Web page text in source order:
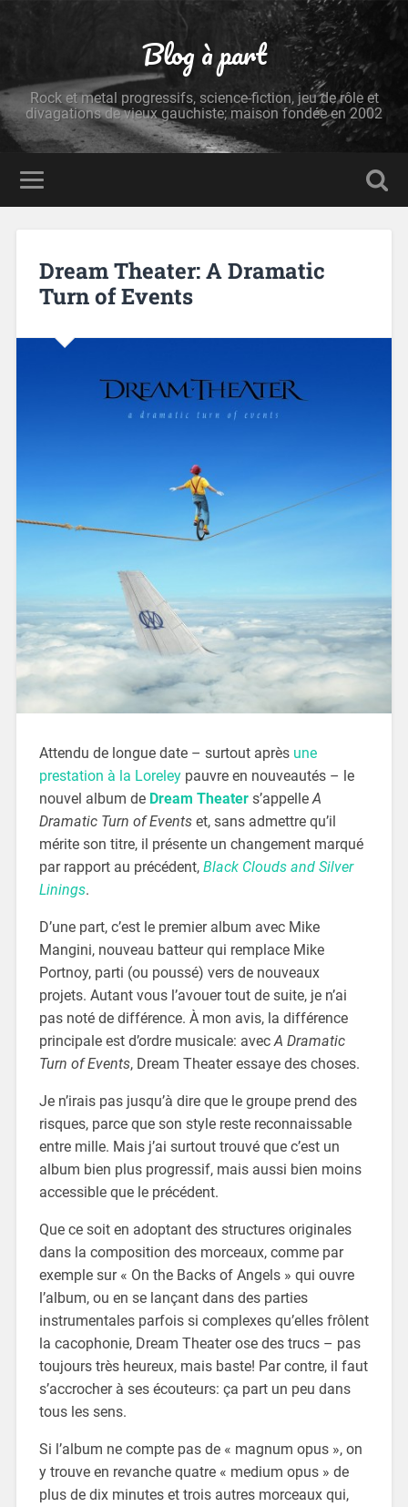
Blog à part
Rock et metal progressifs, science-fiction, jeu de rôle et
divagations de vieux gauchiste; maison fondée en 2002
Dream Theater: A Dramatic
Turn of Events
Attendu de longue date – surtout après une
prestation à la Loreleypauvre en nouveautés – le
nouvel album de Dream Theaters’appelleA
Dramatic Turn of Eventset, sans admettre qu’il
mérite son titre, il présente un changement marqué
par rapport au précédent, Black Clouds and Silver
Linings.
D’une part, c’est le premier album avec Mike
Mangini, nouveau batteur qui remplace Mike
Portnoy, parti (ou poussé) vers de nouveaux
projets. Autant vous l’avouer tout de suite, je n’ai
pas noté de différence. À mon avis, la différence
principale est d’ordre musicale: avecA Dramatic
Turn of Events, Dream Theater essaye des choses.
Je n’irais pas jusqu’à dire que le groupe prend des
risques, parce que son style reste reconnaissable
entre mille. Mais j’ai surtout trouvé que c’est un
album bien plus progressif, mais aussi bien moins
accessible que le précédent.
Que ce soit en adoptant des structures originales
dans la composition des morceaux, comme par
exemple sur « On the Backs of Angels » qui ouvre
l’album, ou en se lançant dans des parties
instrumentales parfois si complexes qu’elles frôlent
la cacophonie, Dream Theater ose des trucs – pas
toujours très heureux, mais baste! Par contre, il faut
s’accrocher à ses écouteurs: ça part un peu dans
tous les sens.
Si l’album ne compte pas de « magnum opus », on
y trouve en revanche quatre « medium opus » de
plus de dix minutes et trois autres morceaux qui,